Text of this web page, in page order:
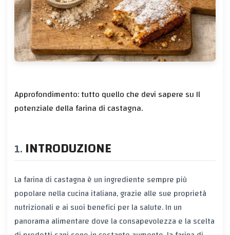
Approfondimento: tutto quello che devi sapere su Il
potenziale della farina di castagna.
INTRODUZIONE
La farina di castagna è un ingrediente sempre più
popolare nella cucina italiana, grazie alle sue proprietà
nutrizionali e ai suoi benefici per la salute. In un
panorama alimentare dove la consapevolezza e la scelta